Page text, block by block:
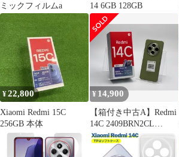
ミックフィルムa
14 6GB 128GB
¥22,800
Xiaomi Redmi 15C
256GB 本体
¥ 14,900
【箱付き中古A】Redmi
14C 2409BRN2CL
8GB+256GB セージグリ
ーン SIMフリー 白ロム